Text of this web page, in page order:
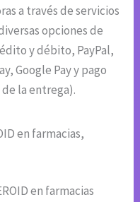
a través de servicios
opciones de
y débito, PayPal,
Google Pay y pago
la entrega).
en farmacias,
en farmacias